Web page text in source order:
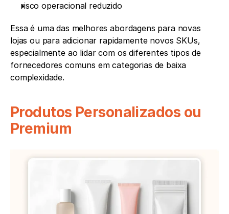
risco operacional reduzido
Essa é uma das melhores abordagens para novas
lojas ou para adicionar rapidamente novos SKUs,
especialmente ao lidar com os diferentes tipos de
fornecedores comuns em categorias de baixa
complexidade.
Produtos Personalizados ou
Premium